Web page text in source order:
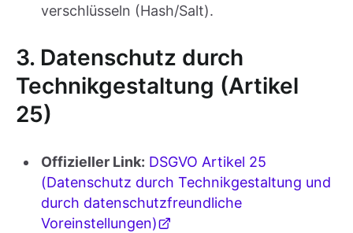
verschlüsseln (Hash/Salt).
3. Datenschutz durch
Technikgestaltung (Artikel
25)
Offizieller Link: DSGVO Artikel 25
(Datenschutz durch Technikgestaltung und
durch datenschutzfreundliche
Voreinstellungen)